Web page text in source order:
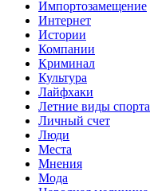
Импортозамещение
Интернет
Истории
Компании
Криминал
Культура
Лайфхаки
Летние виды спорта
Личный счет
Люди
Места
Мнения
Мода